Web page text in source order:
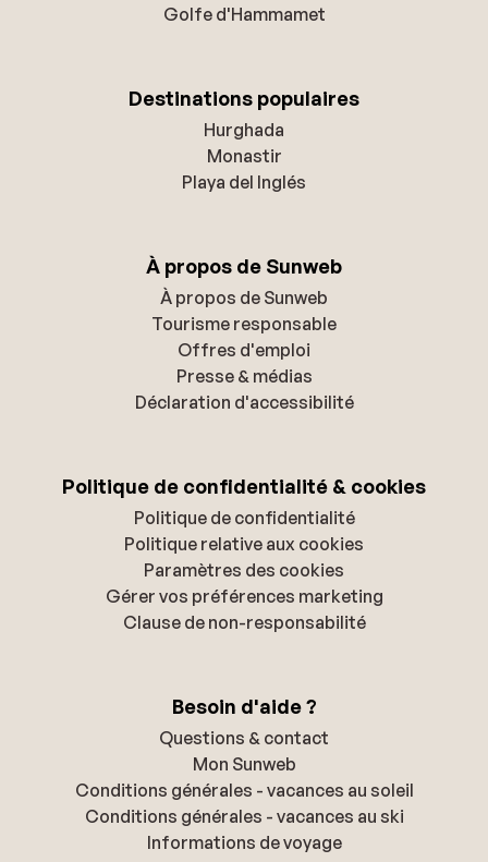
Golfe d'Hammamet
Destinations populaires
Hurghada
Monastir
Playa del Inglés
À propos de Sunweb
À propos de Sunweb
Tourisme responsable
Offres d'emploi
Presse & médias
Déclaration d'accessibilité
Politique de confidentialité & cookies
Politique de confidentialité
Politique relative aux cookies
Paramètres des cookies
Gérer vos préférences marketing
Clause de non-responsabilité
Besoin d'aide ?
Questions & contact
Mon Sunweb
Conditions générales - vacances au soleil
Conditions générales - vacances au ski
Informations de voyage